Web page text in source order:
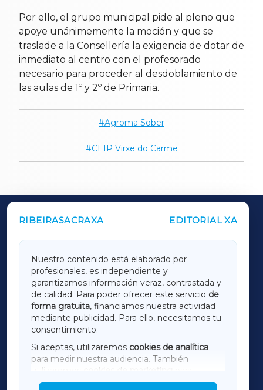
Por ello, el grupo municipal pide al pleno que
apoye unánimemente la moción y que se
traslade a la Consellería la exigencia de dotar de
inmediato al centro con el profesorado
necesario para proceder al desdoblamiento de
las aulas de 1º y 2º de Primaria.
Agroma Sober
CEIP Virxe do Carme
RIBEIRASACRAXA EDITORIAL XA
Nuestro contenido está elaborado por
profesionales, es independiente y
garantizamos información veraz, contrastada y
de calidad. Para poder ofrecer este servicio de
forma gratuita, financiamos nuestra actividad
mediante publicidad. Para ello, necesitamos tu
consentimiento.
Si aceptas, utilizaremos cookies de analítica
para medir nuestra audiencia. También
utilizaremos
cookies de marketing
mostrar publicidad de terceros.
OUTROS PERIÓDICOS
LUGOXA
TERRACHAXA
AMARIÑAXA